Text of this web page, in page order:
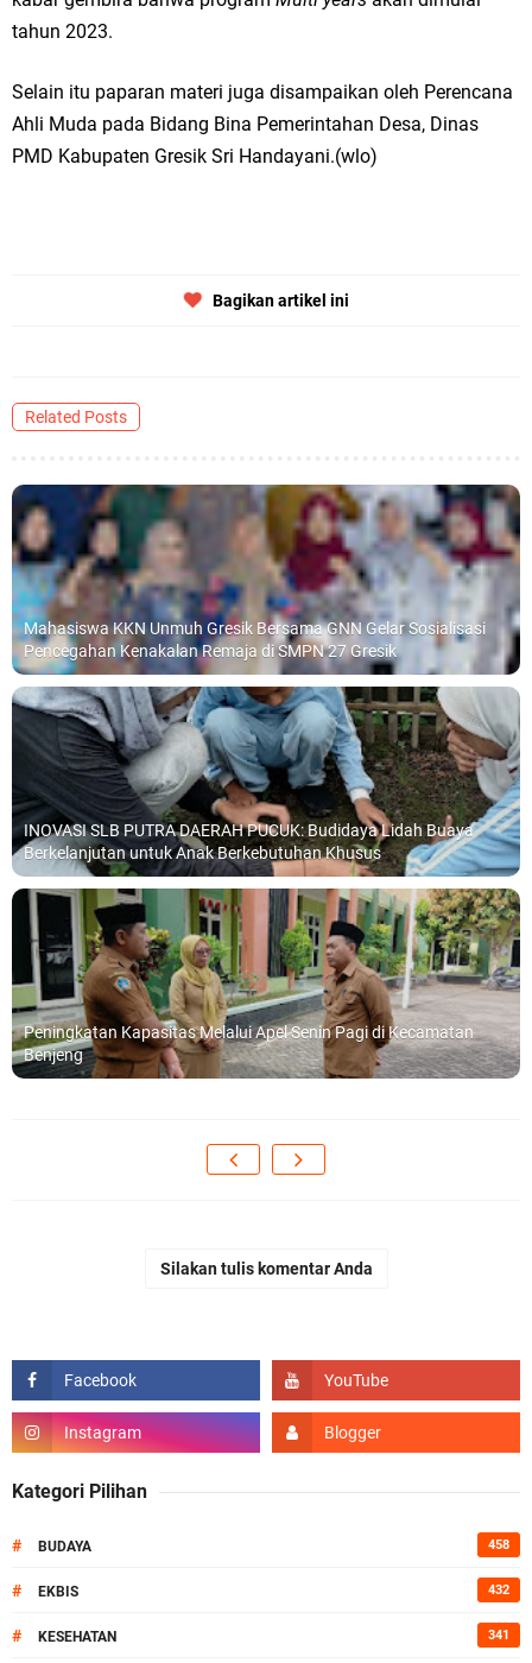
tahun 2023.
Selain itu paparan materi juga disampaikan oleh Perencana
Ahli Muda pada Bidang Bina Pemerintahan Desa, Dinas
PMD Kabupaten Gresik Sri Handayani.(wlo)
Bagikan artikel ini
Related Posts
Mahasiswa KKN Unmuh Gresik Bersama GNN Gelar Sosialisasi
Pencegahan Kenakalan Remaja di SMPN 27 Gresik
INOVASI SLB PUTRA DAERAH PUCUK: Budidaya Lidah Buaya
Berkelanjutan untuk Anak Berkebutuhan Khusus
Peningkatan Kapasitas Melalui Apel Senin Pagi di Kecamatan
Benjeng
Silakan tulis komentar Anda
Kategori Pilihan
# BUDAYA 458
# EKBIS 432
# KESEHATAN 341